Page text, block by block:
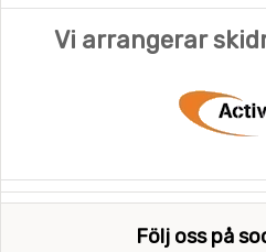
Vi arrangerar
Följ oss på